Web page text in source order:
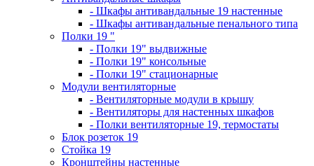
- Шкафы антивандальные 19 настенные
- Шкафы антивандальные пенального типа
Полки 19 "
- Полки 19" выдвижные
- Полки 19" консольные
- Полки 19" стационарные
Модули вентиляторные
- Вентиляторные модули в крышу
- Вентиляторы для настенных шкафов
- Полки вентиляторные 19, термостаты
Блок розеток 19
Стойка 19
Кронштейны настенные